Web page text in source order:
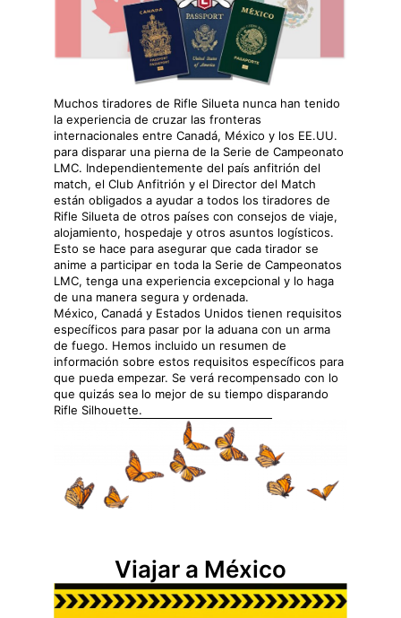
Muchos tiradores de Rifle Silueta nunca han tenido
la experiencia de cruzar las fronteras
internacionales entre Canadá, México y los EE.UU.
para disparar una pierna de la Serie de Campeonato
LMC. Independientemente del país anfitrión del
match, el Club Anfitrión y el Director del Match
están obligados a ayudar a todos los tiradores de
Rifle Silueta de otros países con consejos de viaje,
alojamiento, hospedaje y otros asuntos logísticos.
Esto se hace para asegurar que cada tirador se
anime a participar en toda la Serie de Campeonatos
LMC, tenga una experiencia excepcional y lo haga
de una manera segura y ordenada.
México, Canadá y Estados Unidos tienen requisitos
específicos para pasar por la aduana con un arma
de fuego. Hemos incluido un resumen de
información sobre estos requisitos específicos para
que pueda empezar. Se verá recompensado con lo
que quizás sea lo mejor de su tiempo disparando
Rifle Silhouette.
Viajar a México